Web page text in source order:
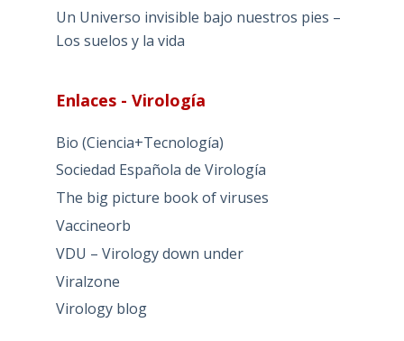
Un Universo invisible bajo nuestros pies –
Los suelos y la vida
Enlaces - Virología
Bio (Ciencia+Tecnología)
Sociedad Española de Virología
The big picture book of viruses
Vaccineorb
VDU – Virology down under
Viralzone
Virology blog